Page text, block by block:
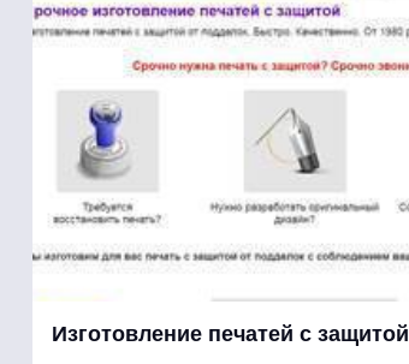
Изготовление печатей с защитой